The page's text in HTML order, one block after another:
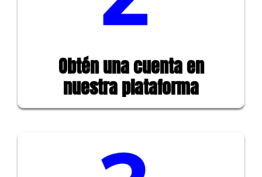
Obtén una cuenta en
nuestra plataforma